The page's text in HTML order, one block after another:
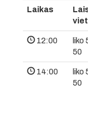
Laikas
12:00
liko
50
14:00
liko
50